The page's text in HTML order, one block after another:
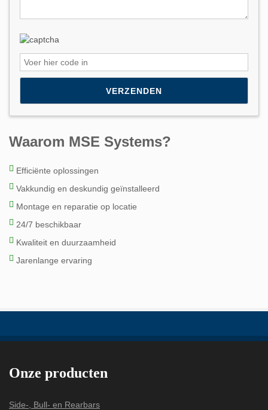
Waarom MSE Systems?
Efficiënte oplossingen
Vakkundig en deskundig geïnstalleerd
Montage en reparatie op locatie
24/7 beschikbaar
Kwaliteit en duurzaamheid
Jarenlange ervaring
Onze producten
Side-, Bull- en Rearbars